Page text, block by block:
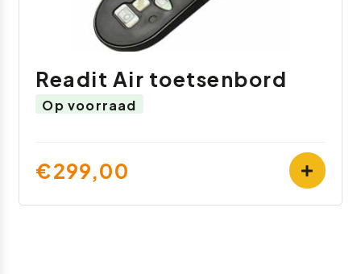
Readit Air toetsenbord
Op voorraad
€299,00